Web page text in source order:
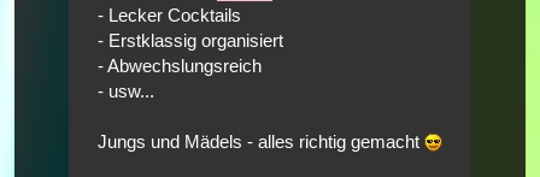
- Lecker Cocktails
- Erstklassig organisiert
- Abwechslungsreich
- usw...
Jungs und Mädels - alles richtig gemacht